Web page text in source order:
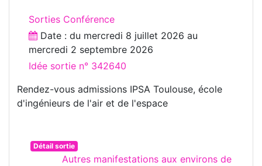
Sorties Conférence
Date : du mercredi 8 juillet 2026 au
mercredi 2 septembre 2026
Idée sortie n° 342640
Rendez-vous admissions IPSA Toulouse, école
d'ingénieurs de l'air et de l'espace
Détail sortie
Autres manifestations aux environs de